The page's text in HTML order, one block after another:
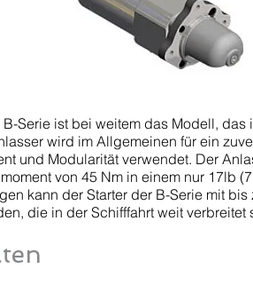
B-Serie ist bei weitem das Modell,
wird im Allgemeinen für ein
und Modularität verwendet. Der
von 45 Nm in einem nur 17lb
kann der Starter der B-Serie mit bis
die in der Schifffahrt weit verbreitet